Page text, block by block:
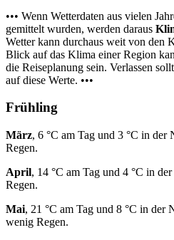
••• Wenn Wetterdaten aus vielen
gemittelt wurden, werden daraus
Wetter kann durchaus weit von den
Blick auf das Klima einer Region
die Reiseplanung sein. Verlassen
auf diese Werte. •••
Frühling
März, 6 °C am Tag und 3 °C in der
Regen.
April, 14 °C am Tag und 4 °C in
Regen.
Mai, 21 °C am Tag und 8 °C in der
wenig Regen.